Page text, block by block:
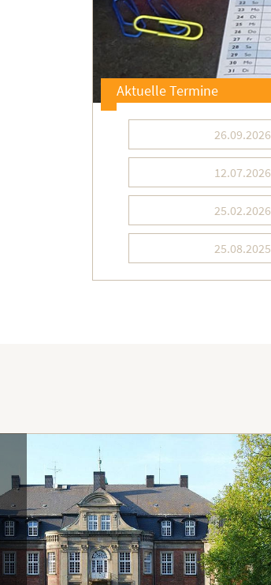
Aktuelle Termine
26.09.2026
12.07.2026
25.02.2026
25.08.2025